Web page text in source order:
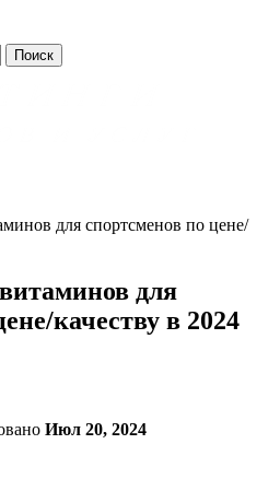
для спортсменов по цене/
для
качеству в 2024
Июл 20, 2024